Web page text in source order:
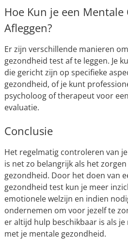
Hoe Kun je een Mentale
Afleggen?
Er zijn verschillende manieren
gezondheid test af te leggen. Je
die gericht zijn op specifieke
gezondheid, of je kunt
psycholoog of therapeut voor
evaluatie.
Conclusie
Het regelmatig controleren van
is net zo belangrijk als het
gezondheid. Door het doen van
gezondheid test kun je meer
emotionele welzijn en indien
ondernemen om voor jezelf te
er altijd hulp beschikbaar is als
met je mentale gezondheid.